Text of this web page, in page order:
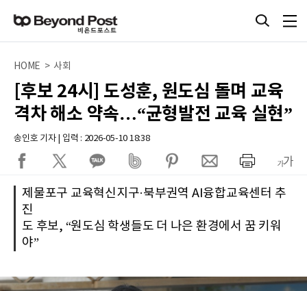
HOME > 사회
[후보 24시] 도성훈, 원도심 돌며 교육
격차 해소 약속…“균형발전 교육 실현”
송인호 기자 | 입력 : 2026-05-10 18:38
제물포구 교육혁신지구·북부권역 AI융합교육센터 추
진
도 후보, “원도심 학생들도 더 나은 환경에서 꿈 키워
야”